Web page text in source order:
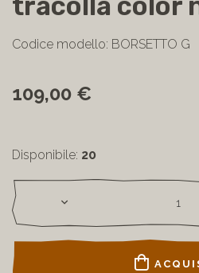
tracolla color
Codice modello: BORSETTO G
109,00 €
Disponibile: 20